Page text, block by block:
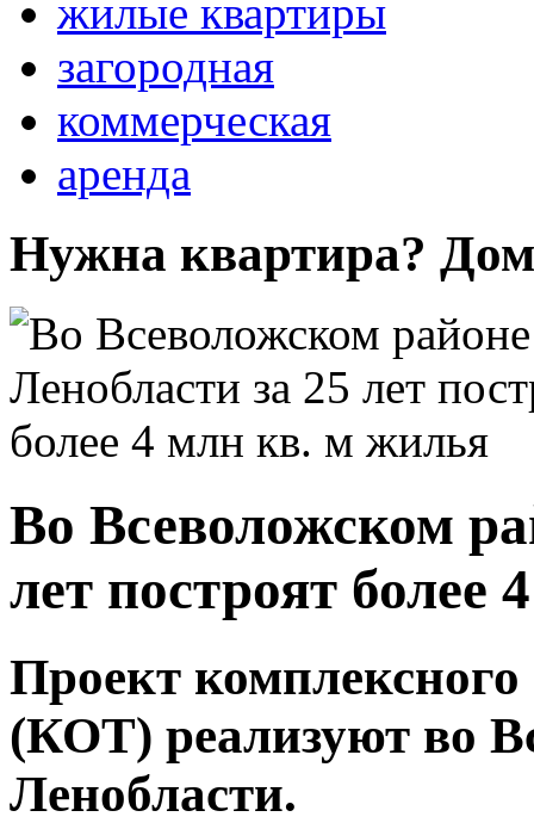
жилые квартиры
загородная
коммерческая
аренда
Нужна квартира?
Во Всеволожском
лет построят
Проект
(КОТ) реализуют во
Ленобласти.